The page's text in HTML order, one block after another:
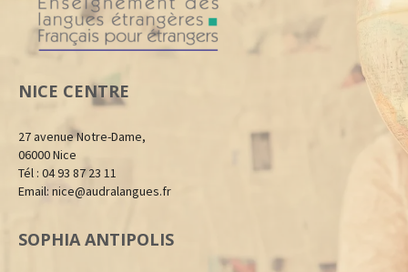
NICE CENTRE
27 avenue Notre-Dame,
06000 Nice
Tél : 04 93 87 23 11
Email: nice@audralangues.fr
SOPHIA ANTIPOLIS